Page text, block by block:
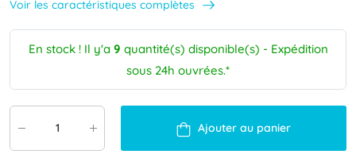
Voir les caractéristiques complètes
En stock ! Il y'a 9 quantité(s) disponible(s) - Expédition
sous 24h ouvrées.*
Ajouter au panier